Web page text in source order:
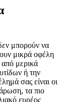
μπορούν να
μικρά οφέλη
μερικά
ή την
σας είναι οι
τα πιο
ευρέος